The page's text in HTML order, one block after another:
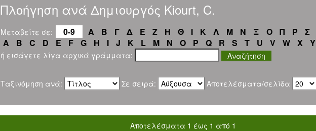
Πλοήγηση ανά Δημιουργός Kiourt, C.
Μεταβείτε σε: 0-9 Α Β Γ Δ Ε Ζ Η Θ Ι Κ Λ Μ Ν Ξ Ο Π Ρ Σ
A
B C D E F G H I J K L M N O P Q R S T U V W X Y
ή εισάγετε λίγα αρχικά γράμματα:
Ταξινόμηση ανά: Σε σειρά: Αποτελέσματα/σελίδα
Αποτελέσματα 1 έως 1 από 1